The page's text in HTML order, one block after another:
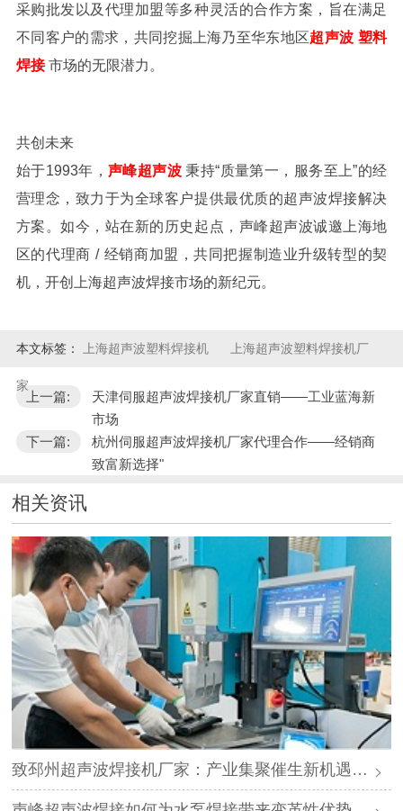
采购批发以及代理加盟等多种灵活的合作方案，旨在满足
不同客户的需求，共同挖掘上海乃至华东地区超声波 塑料
焊接 市场的无限潜力。
共创未来
始于1993年， 声峰超声波 秉持“质量第一，服务至上”的经
营理念，致力于为全球客户提供最优质的超声波焊接解决
方案。如今，站在新的历史起点，声峰超声波诚邀上海地
区的代理商 / 经销商加盟，共同把握制造业升级转型的契
机，开创上海超声波焊接市场的新纪元。
本文标签： 上海超声波塑料焊接机 上海超声波塑料焊接机厂
家
上一篇:
天津伺服超声波焊接机厂家直销——工业蓝海新
市场
下一篇:
杭州伺服超声波焊接机厂家代理合作——经销商
致富新选择"
相关资讯
致邳州超声波焊接机厂家：产业集聚催生新机遇，声峰源头工厂邀您抱团发展